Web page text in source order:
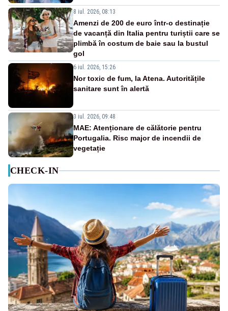
8 iul. 2026, 08:13
Amenzi de 200 de euro într-o destinație
de vacanță din Italia pentru turiștii care se
plimbă în costum de baie sau la bustul
gol
6 iul. 2026, 15:26
Nor toxic de fum, la Atena. Autoritățile
sanitare sunt în alertă
3 iul. 2026, 09:48
MAE: Atenționare de călătorie pentru
Portugalia. Risc major de incendii de
vegetație
CHECK-IN